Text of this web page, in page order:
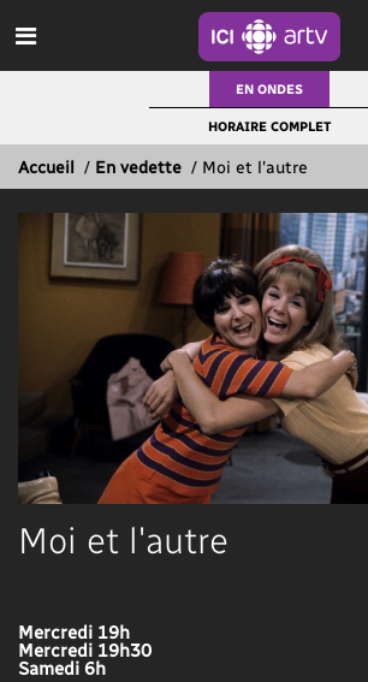
EN ONDES
HORAIRE COMPLET
Accueil / En vedette / Moi et l'autre
Moi et l'autre
Mercredi 19h
Mercredi 19h30
Samedi 6h